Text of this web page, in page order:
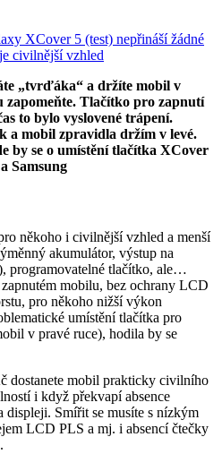
„tvrďáka“ a držíte mobil v
zapomeňte. Tlačítko pro zapnutí
to bylo vyslovené trápení.
a mobil zpravidla držím v levé.
by se o umístění tlačítka XCover
Samsung
někoho i civilnější vzhled a menší
akumulátor, výstup na
programovatelné tlačítko, ale…
mobilu, bez ochrany LCD
pro někoho nižší výkon
umístění tlačítka pro
v pravé ruce), hodila by se
dostanete mobil prakticky civilního
i když překvapí absence
displeji. Smířit se musíte s nízkým
LCD PLS a mj. i absencí čtečky